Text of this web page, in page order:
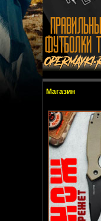
Магазин